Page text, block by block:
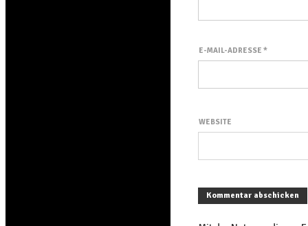
E-MAIL-ADRESSE *
WEBSITE